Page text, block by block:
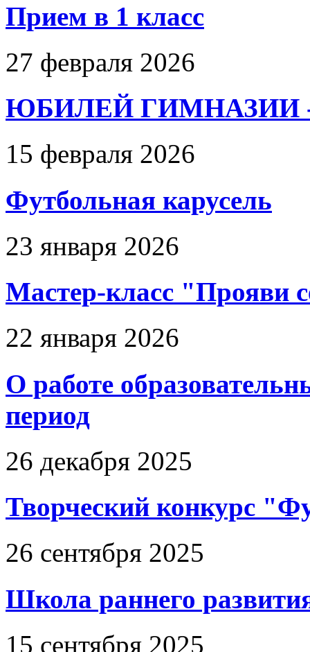
Прием в 1 класс
27 февраля 2026
ЮБИЛЕЙ ГИМНАЗИИ -
15 февраля 2026
Футбольная карусель
23 января 2026
Мастер-класс "Прояви
22 января 2026
О работе
период
26 декабря 2025
Творческий конкурс
26 сентября 2025
Школа раннего
15 сентября 2025